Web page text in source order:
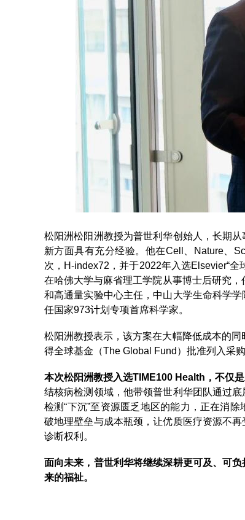
松阳洲松阳洲教授为普世利华创始人，长期
新方面具有充分经验。他在Cell、Nature、
次，H-index72，并于2022年入选Elsevier“
在哈佛大学与麻省理工学院从事博士后研究
和高通量实验中心主任，中山大学生命科学
任国家973计划专项首席科学家。
松阳洲教授表示，该方案在大幅降低成本的
得全球基金（The Global Fund）批准列入采
本次松阳洲教授入选TIME100 Health，不仅
结核病检测领域，他带领普世利华团队通过
检测“下沉”至资源匮乏地区的能力，正在消
破地理壁垒与成本瓶颈，让优质医疗资源不
诊断权利。
面向未来，普世利华将继续深耕更可及、可
来的福祉。